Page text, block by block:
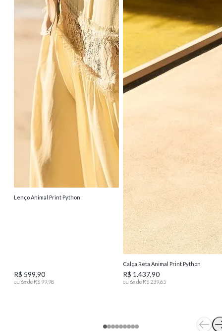
Lenço Animal Print Python
R$ 599,90
ou 6x de R$ 99,98
Calça Reta Animal Print Python
R$ 1.437,90
ou 6x de R$ 239,65